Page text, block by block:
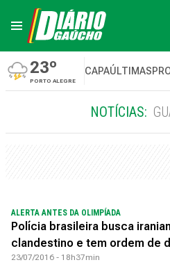
23º
PORTO ALEGRE
CAPAÚLTIMAS
NOTÍCIAS:
ALERTA ANTES DA OLIMPÍADA
Polícia brasileira busca
clandestino e tem ordem de
23/07/2016 - 18h37min